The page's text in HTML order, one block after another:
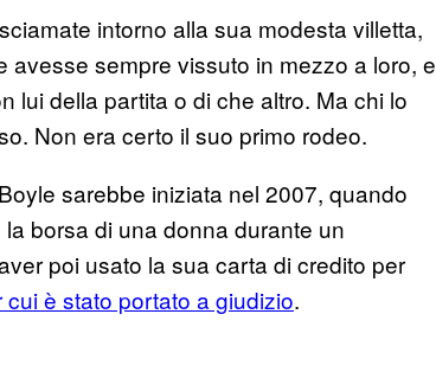
intorno alla sua modesta villetta,
avesse sempre vissuto in mezzo a loro, e
lui della partita o di che altro. Ma chi lo
Non era certo il suo primo rodeo.
sarebbe iniziata nel 2007, quando
borsa di una donna durante un
poi usato la sua carta di credito per
cui è stato portato a giudizio.